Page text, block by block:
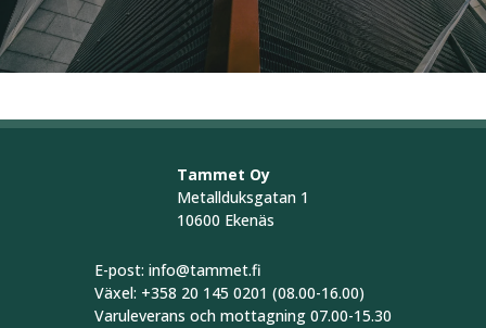
Tammet Oy
Metallduksgatan 1
10600 Ekenäs
E-post: info@tammet.fi
Växel: +358 20 145 0201 (08.00-16.00)
Varuleverans och mottagning 07.00-15.30